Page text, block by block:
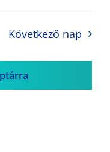
Következő nap